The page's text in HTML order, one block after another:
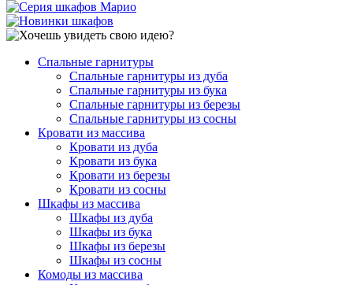
Спальные гарнитуры
Спальные гарнитуры из дуба
Спальные гарнитуры из бука
Спальные гарнитуры из березы
Спальные гарнитуры из сосны
Кровати из массива
Кровати из дуба
Кровати из бука
Кровати из березы
Кровати из сосны
Шкафы из массива
Шкафы из дуба
Шкафы из бука
Шкафы из березы
Шкафы из сосны
Комоды из массива